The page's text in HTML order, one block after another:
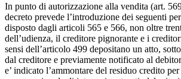
In punto di autorizzazione alla vendita (art.
decreto prevede l’introduzione dei seguenti
disposto dagli articoli 565 e 566, non oltre
dell’udienza, il creditore pignorante e i
sensi dell’articolo 499 depositano un atto,
dal creditore e previamente notificato al
e’ indicato l’ammontare del residuo credito